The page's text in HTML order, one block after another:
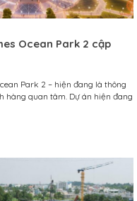
Ocean Park 2 cập
Park 2 – hiện đang là thông
hàng quan tâm. Dự án hiện đang